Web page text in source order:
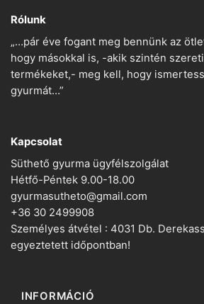
Rólunk
„…pár éve fogant meg bennünk az
hogy másokkal is, -akik szintén
termékeket,- meg kell, hogy
gyurmát…”
Kapcsolat
Süthető gyurma ügyfélszolgálat
Hétfő-Péntek 9.00-18.00
gyurmasutheto@gmail.com
+36 30 2499908
Személyes átvétel : 4031 Db.
egyeztetett időpontban!
INFORMÁCIÓ